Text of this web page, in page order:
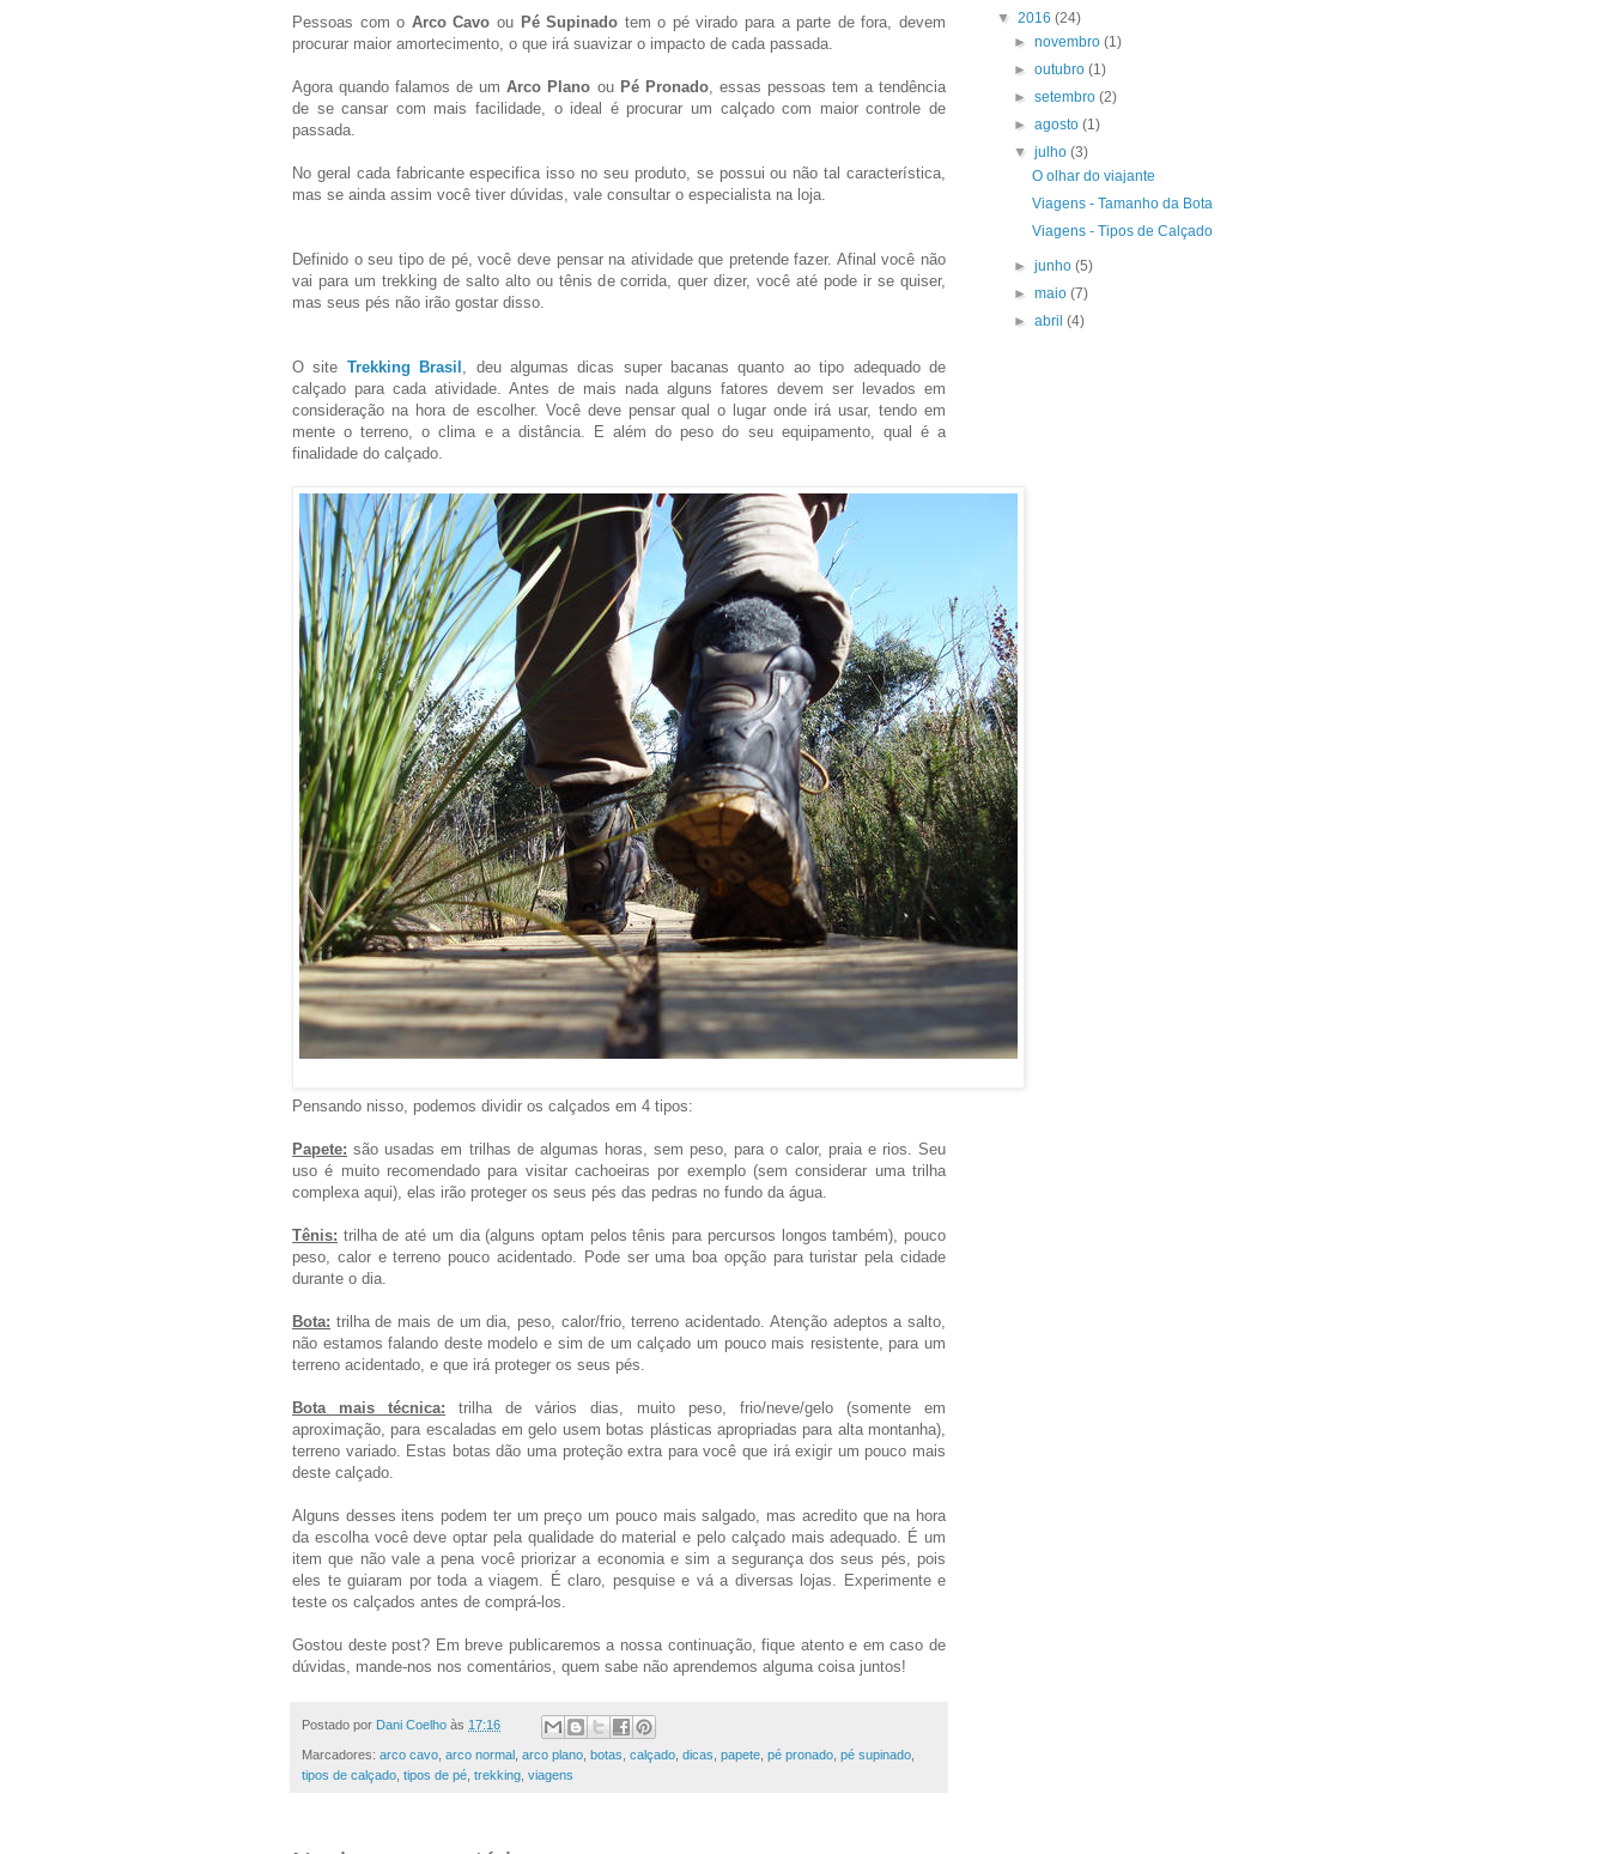
Pessoas com o Arco Cavo ou Pé Supinado tem o pé virado para a parte de fora, devem
procurar maior amortecimento, o que irá suavizar o impacto de cada passada.
Agora quando falamos de umArco Plano ou Pé Pronado, essas pessoas tem a tendência
de se cansar com mais facilidade, o ideal é procurar um calçado com maior controle de
passada.
No geral cada fabricante especifica isso no seu produto, se possui ou não tal característica,
mas se ainda assim você tiver dúvidas, vale consultar o especialista na loja.
Definido o seu tipo de pé, você deve pensar na atividade que pretende fazer. Afinal você não
vai para um trekking de salto alto ou tênis de corrida, quer dizer, você até pode ir se quiser,
mas seus pés não irão gostar disso.
O site Trekking Brasil , deu algumas dicas super bacanas quanto ao tipo adequado de
calçado para cada atividade. Antes de mais nada alguns fatores devem ser levados em
consideração na hora de escolher. Você deve pensar qual o lugar onde irá usar, tendo em
mente o terreno, o clima e a distância. E além do peso do seu equipamento, qual é a
finalidade do calçado.
Pensando nisso, podemos dividir os calçados em 4 tipos:
Papete: são usadas em trilhas de algumas horas, sem peso, para o calor, praia e rios. Seu
uso é muito recomendado para visitar cachoeiras por exemplo (sem considerar uma trilha
complexa aqui), elas irão proteger os seus pés das pedras no fundo da água.
Tênis: trilha de até um dia (alguns optam pelos tênis para percursos longos também), pouco
peso, calor e terreno pouco acidentado. Pode ser uma boa opção para turistar pela cidade
durante o dia.
Bota: trilha de mais de um dia, peso, calor/frio, terreno acidentado. Atenção adeptos a salto,
não estamos falando deste modelo e sim de um calçado um pouco mais resistente, para um
terreno acidentado, e que irá proteger os seus pés.
Bota mais técnica: trilha de vários dias, muito peso, frio/neve/gelo (somente em
aproximação, para escaladas em gelo usem botas plásticas apropriadas para alta montanha),
terreno variado. Estas botas dão uma proteção extra para você que irá exigir um pouco mais
deste calçado.
Alguns desses itens podem ter um preço um pouco mais salgado, mas acredito que na hora
da escolha você deve optar pela qualidade do material e pelo calçado mais adequado. É um
item que não vale a pena você priorizar a economia e sim a segurança dos seus pés, pois
eles te guiaram por toda a viagem. É claro, pesquise e vá a diversas lojas. Experimente e
teste os calçados antes de comprá-los.
Gostou deste post? Em breve publicaremos a nossa continuação, fique atento e em caso de
dúvidas, mande-nos nos comentários, quem sabe não aprendemos alguma coisa juntos!
Postado por Dani Coelho às 17:16
Marcadores: arco cavo arco normal arco plano botas calçado dicas papete pé pronado pé supinado
tipos de calçado tipos de pé trekking viagens
▼ 2016 (24)
►novembro(1)
►outubro(1)
►setembro(2)
►agosto(1)
▼julho(3)
O olhar do viajante
Viagens - Tamanho da Bota
Viagens - Tipos de Calçado
►junho(5)
►maio(7)
►abril(4)